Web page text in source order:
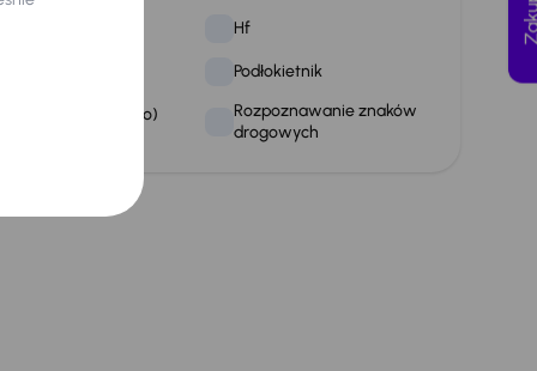
Hf
Podłokietnik
USB (audio)
Rozpoznawanie znaków
drogowych